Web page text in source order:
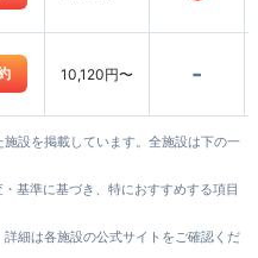
10,120円〜 -
設を掲載しています。全施設は下の一
基準に基づき、特におすすめする項目
細は各施設の公式サイトをご確認くだ